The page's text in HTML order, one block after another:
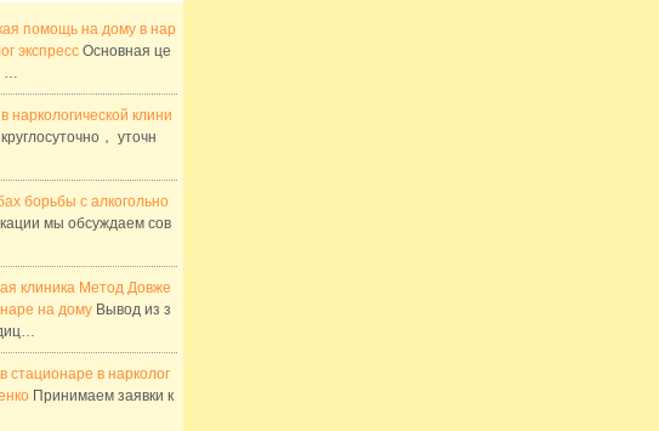
помощь на дому в нар
экспресс Основная це
…
наркологической клини
， уточн
борьбы с алкогольно
мы обсуждаем сов
клиника Метод Довже
на дому Вывод из з
стационаре в нарколог
Принимаем заявки к